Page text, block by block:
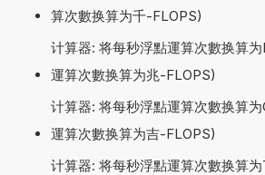
算次數换算为千-FLOPS)
计算器: 将每秒浮點運算次數换算
運算次數换算为兆-FLOPS)
计算器: 将每秒浮點運算次數换算
運算次數换算为吉-FLOPS)
计算器: 将每秒浮點運算次數换算